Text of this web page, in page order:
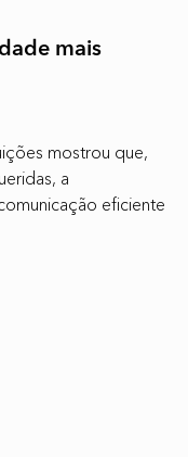
mais
mostrou que,
a
eficiente